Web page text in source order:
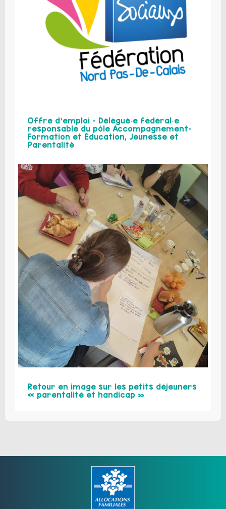
Offre d’emploi – Délégué·e fédéral·e
responsable du pôle Accompagnement-
Formation et Éducation, Jeunesse et
Parentalité
Retour en image sur les petits déjeuners
« parentalité et handicap »